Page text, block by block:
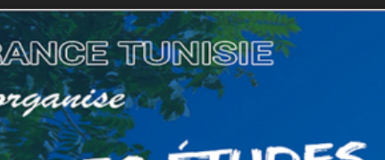
Tribune
بالعربي